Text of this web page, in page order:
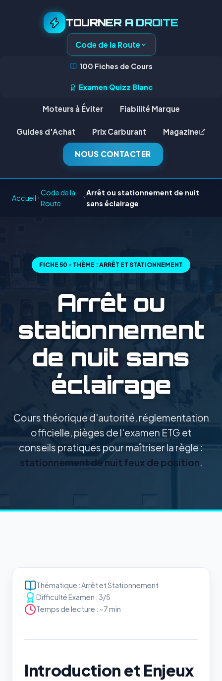
TOURNER A DROITE
Code de la Route
100 Fiches de Cours
Examen Quizz Blanc
Moteurs à Éviter Fiabilité Marque
Guides d'Achat Prix Carburant Magazine
NOUS CONTACTER
Accueil
Code de la
Route
Arrêt ou stationnement de nuit
sans éclairage
FICHE 50 - THÈME : ARRÊT ET STATIONNEMENT
Arrêt ou
stationnement
de nuit sans
éclairage
Cours théorique d'autorité, réglementation
officielle, pièges de l'examen ETG et
conseils pratiques pour maîtriser la règle :
stationnement de nuit feux de position.
Thématique : Arrêt et Stationnement
Difficulté Examen : 3/5
Temps de lecture : ~7 min
Introduction et Enjeux